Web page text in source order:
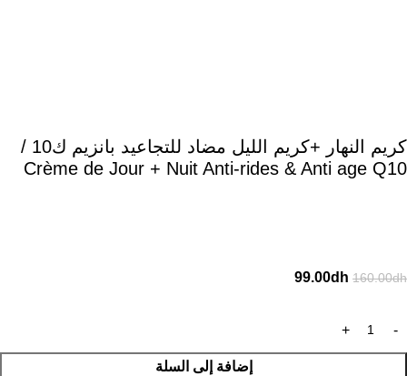
كريم النهار +كريم الليل مضاد للتجاعيد بانزيم ك10 /
Crème de Jour + Nuit Anti-rides & Anti age Q10
160.00dh
99.00dh
إضافة إلى السلة